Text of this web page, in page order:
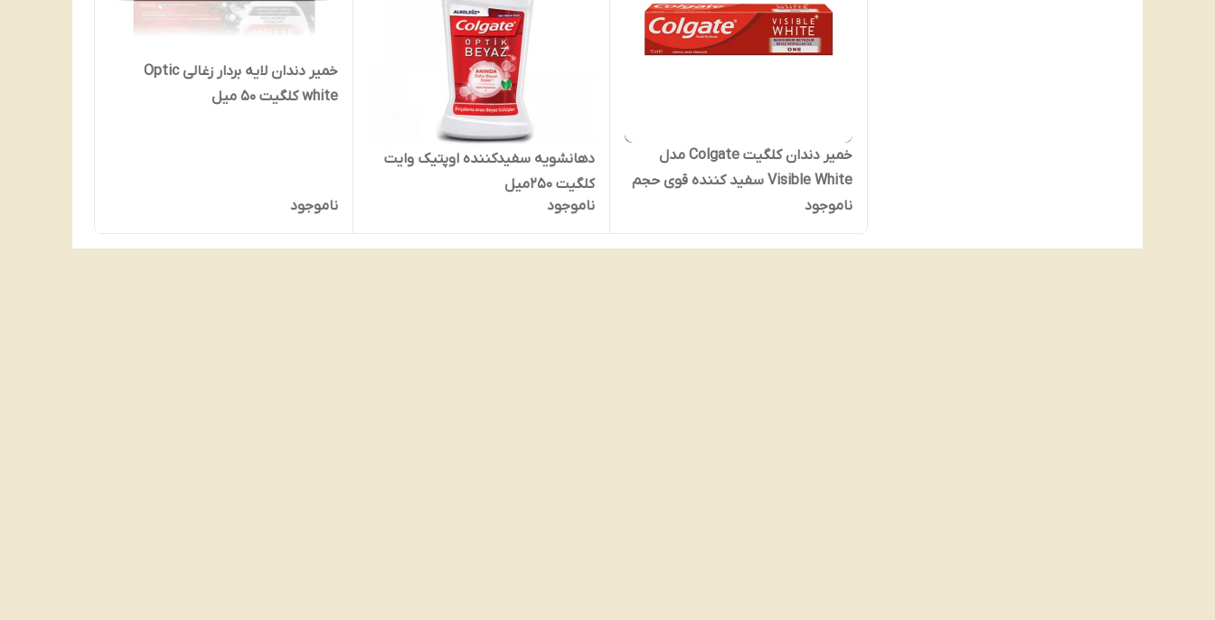
خمیر دندان کلگیت Colgate مدل
Visible White سفید کننده قوی حجم
۷۵ میل
ناموجود
دهانشویه سفیدکننده اوپتیک وایت
کلگیت ۲۵۰میل
ناموجود
خمیر دندان لایه بردار زغالی Optic
white کلگیت 50 میل
ناموجود